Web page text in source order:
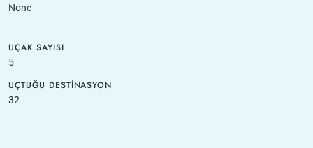
None
UÇAK SAYISI
5
UÇTUĞU DESTINASYON
32